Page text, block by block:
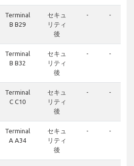
Terminal
B B29
セキュ
リティ
後
- -
Terminal
B B32
セキュ
リティ
後
- -
Terminal
C C10
セキュ
リティ
後
- -
Terminal
A A34
セキュ
リティ
後
- -